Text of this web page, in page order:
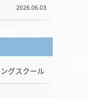
2026.06.03
グスクール